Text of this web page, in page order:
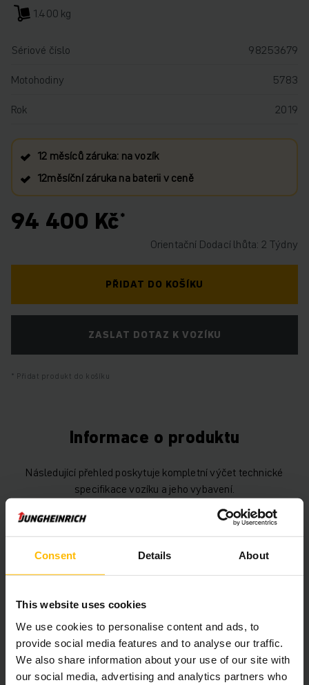
Consent Details About
This website uses cookies
We use cookies to personalise content and ads, to
provide social media features and to analyse our traffic.
We also share information about your use of our site with
our social media, advertising and analytics partners who
1.400 kg
Sériové číslo
98253679
Motohodiny
5783
Rok
2019
12 měsíců záruka: na vozík
12měsíční záruka na baterii v ceně
94 400 Kč
Orientační Dodací lhůta: 2 Týdny
PŘIDAT DO KOŠÍKU
ZASLAT DOTAZ K VOZÍKU
Přidat produkt do košíku
Informace o produktu
Následující přehled poskytuje kompletní výčet technické
specifikace vozíku a jeho vybavení.
Baterie Trakční, 24 V / 150 Ah
Rok výroby baterie 2024
Rok 2019